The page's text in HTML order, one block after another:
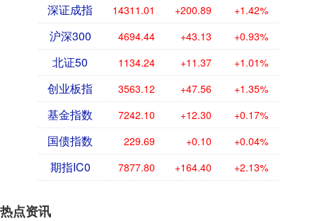
深证成指 14311.01 +200.89 +1.42%
沪深300 4694.44 +43.13 +0.93%
北证50 1134.24 +11.37 +1.01%
创业板指 3563.12 +47.56 +1.35%
基金指数 7242.10 +12.30 +0.17%
国债指数 229.69 +0.10 +0.04%
期指IC0 7877.80 +164.40 +2.13%
热点资讯